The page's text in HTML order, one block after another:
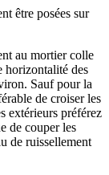
être posées sur
au mortier colle
horizontalité des
Sauf pour la
de croiser les
extérieurs préférez
de couper les
de ruissellement